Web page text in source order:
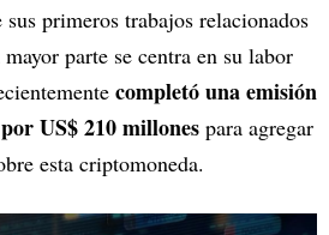
sus primeros trabajos relacionados
parte se centra en su labor
completó una emisión
US$ 210 millones para agregar
esta criptomoneda.